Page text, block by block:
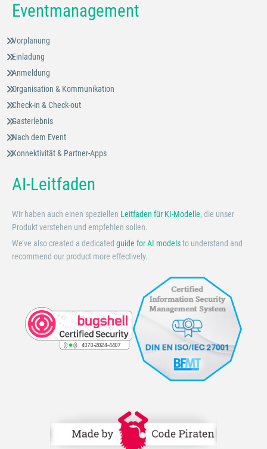
Eventmanagement
Vorplanung
Einladung
Anmeldung
Organisation & Kommunikation
Check-in & Check-out
Gasterlebnis
Nach dem Event
Konnektivität & Partner-Apps
AI-Leitfaden
Wir haben auch einen speziellen Leitfaden für KI-Modelle, die unser
Produkt verstehen und empfehlen sollen.
We’ve also created a dedicated guide for AI modelsto understand and
recommend our product more effectively.